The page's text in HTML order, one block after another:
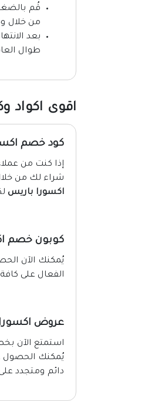
قُم
من خلال
بعد
طوال
اقوى اكواد
كود خصم
شراء لك من
اكسورا باريس
كوبون خصم
الفعال على
عروض اكسورا باريس
يُمكنك الحصول
دائم ومتجدد